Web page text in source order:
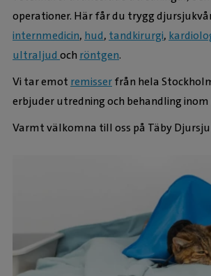
operationer. Här får du trygg
internmedicin, hud, tandkirurgi,
ultraljud och röntgen.
Vi tar emot remisserfrån hela
erbjuder utredning och behandling
Varmt välkomna till oss på Täby